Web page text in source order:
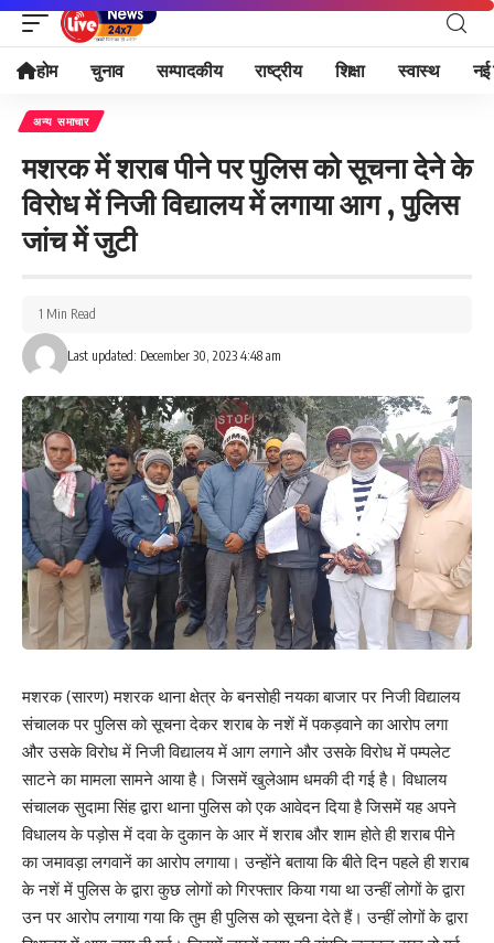
होम चुनाव सम्पादकीय राष्ट्रीय शिक्षा स्वास्थ नई
अन्य समाचार
मशरक में शराब पीने पर पुलिस को सूचना देने के
विरोध में निजी विद्यालय में लगाया आग , पुलिस
जांच में जुटी
Last updated: December 30, 2023 4:48 am
1 Min Read
मशरक (सारण) मशरक थाना क्षेत्र के बनसोही नयका बाजार पर निजी विद्यालय
संचालक पर पुलिस को सूचना देकर शराब के नशें में पकड़वाने का आरोप लगा
और उसके विरोध में निजी विद्यालय में आग लगाने और उसके विरोध में पम्पलेट
साटने का मामला सामने आया है। जिसमें खुलेआम धमकी दी गई है। विधालय
संचालक सुदामा सिंह द्वारा थाना पुलिस को एक आवेदन दिया है जिसमें यह अपने
विधालय के पड़ोस में दवा के दुकान के आर में शराब और शाम होते ही शराब पीने
का जमावड़ा लगवानें का आरोप लगाया। उन्होंने बताया कि बीते दिन पहले ही शराब
के नशें में पुलिस के द्वारा कुछ लोगों को गिरफ्तार किया गया था उन्हीं लोगों के द्वारा
उन पर आरोप लगाया गया कि तुम ही पुलिस को सूचना देते हैं। उन्हीं लोगों के द्वारा